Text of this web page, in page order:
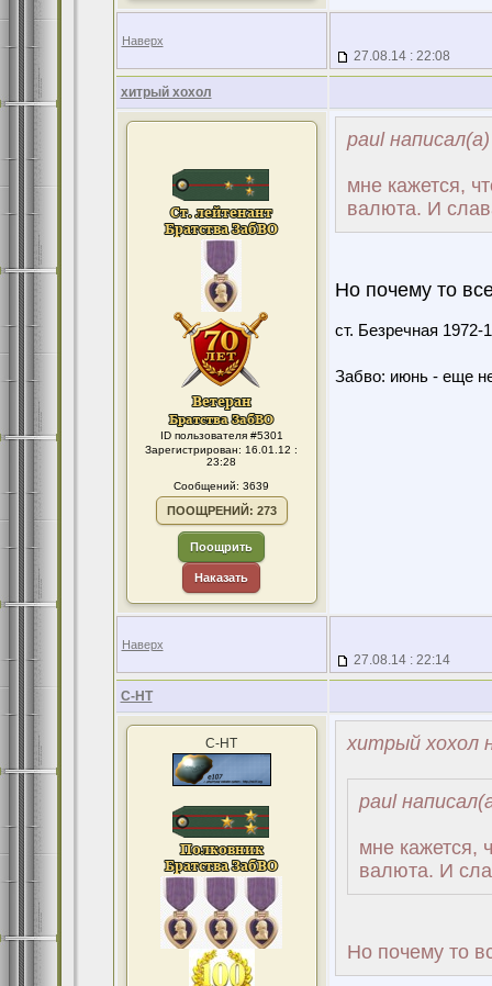
Наверх
27.08.14 : 22:08
хитрый хохол
ID пользователя #5301
Зарегистрирован: 16.01.12 :
23:28
Сообщений: 3639
ПООЩРЕНИЙ: 273
Поощрить
Наказать
paul написал(а)
мне кажется,
валюта. И
Но почему то
ст. Безречная
Забво: июнь - еще
Наверх
27.08.14 : 22:14
С-НТ
С-НТ хитрый хохол
paul
мне кажется,
валюта. И
Но почему то